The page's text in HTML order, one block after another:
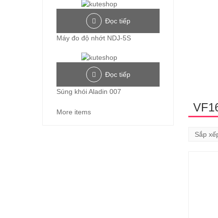
Đọc tiếp
Máy đo độ nhớt NDJ-5S
Đọc tiếp
Súng khói Aladin 007
More items